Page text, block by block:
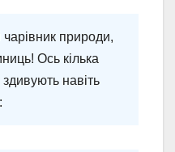
природи,
Ось кілька
навіть